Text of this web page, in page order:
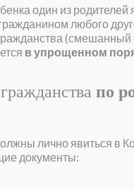
один из родителей
любого
в упрощенном
по
лично явиться в
документы: